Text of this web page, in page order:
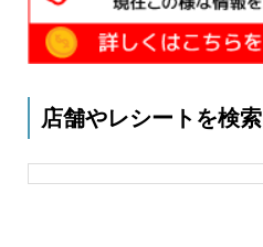
店舗やレシートを検索